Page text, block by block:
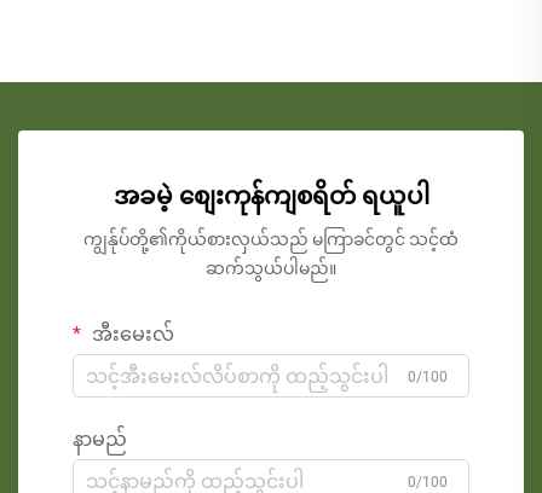
အခမဲ့ စျေးကုန်ကျစရိတ် ရယူပါ
ကျွန်ုပ်တို့၏ကိုယ်စားလှယ်သည် မကြာခင်တွင် သင့်ထံ
ဆက်သွယ်ပါမည်။
အီးမေးလ်
0/100
နာမည်
0/100